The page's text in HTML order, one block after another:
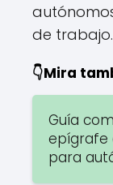
de trabajo.
👇Mira
Guía
epígrafe
para